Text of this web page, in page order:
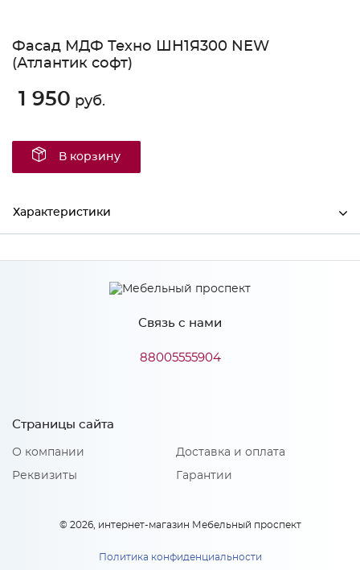
Фасад МДФ Техно ШН1Я300 NEW
(Атлантик софт)
1 950 руб.
В корзину
Характеристики
Производитель МиФ
Связь с нами
88005555904
Страницы сайта
О компании
Реквизиты
Доставка и оплата
Гарантии
© 2026, интернет-магазин Мебельный проспект
Политика конфиденциальности